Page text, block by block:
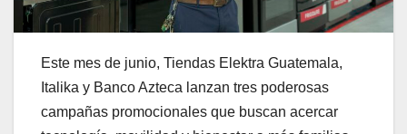
Este mes de junio, Tiendas Elektra Guatemala,
Italika y Banco Azteca lanzan tres poderosas
campañas promocionales que buscan acercar